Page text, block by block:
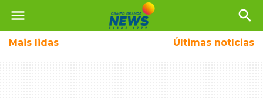
menu search
Mais lidas Últimas notícias